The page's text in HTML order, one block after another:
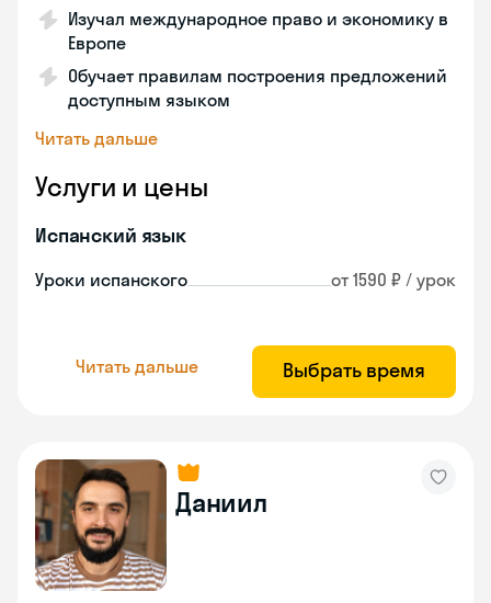
Изучал международное право и экономику в
Европе
Обучает правилам построения предложений
доступным языком
Читать дальше
Услуги и цены
Испанский язык
Уроки испанского от 1590 ₽ / урок
Читать дальше Выбрать время
Даниил